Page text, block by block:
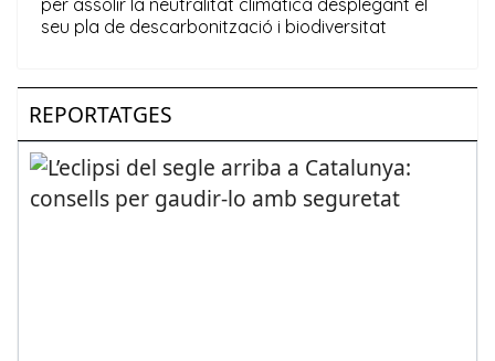
REPORTATGES